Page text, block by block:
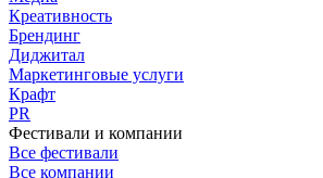
Креативность
Брендинг
Диджитал
Маркетинговые услуги
Крафт
PR
Фестивали и компании
Все фестивали
Все компании